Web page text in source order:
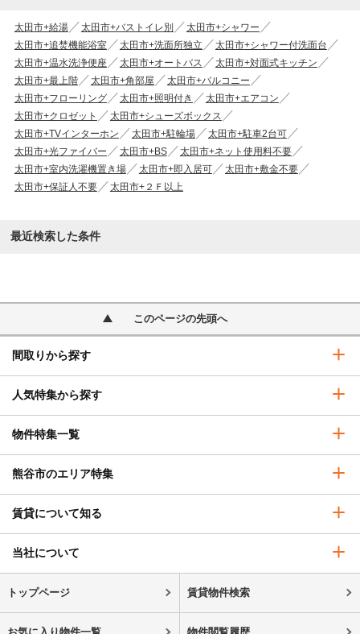
太田市+給湯 太田市+バストイレ別
太田市+シャワー
太田市+追焚機能浴室
太田市+洗面所独立
太田市+シャワー付洗面台
太田市+温水洗浄便座
太田市+オートバス
太田市+対面式キッチン
太田市+最上階
太田市+角部屋
太田市+バルコニー
太田市+フローリング
太田市+照明付き
太田市+エアコン
太田市+クロゼット
太田市+シューズボックス
太田市+TVインターホン
太田市+駐輪場
太田市+駐車2台可
太田市+光ファイバー
太田市+BS
太田市+ネット使用料不要
太田市+室内洗濯機置き場
太田市+即入居可
太田市+敷金不要
太田市+保証人不要
太田市+２Ｆ以上
最近検索した条件
このページの先頭へ
間取りから探す
人気特集から探す
物件特集一覧
熊谷市のエリア特集
賃貸について知る
当社について
トップページ 賃貸物件検索